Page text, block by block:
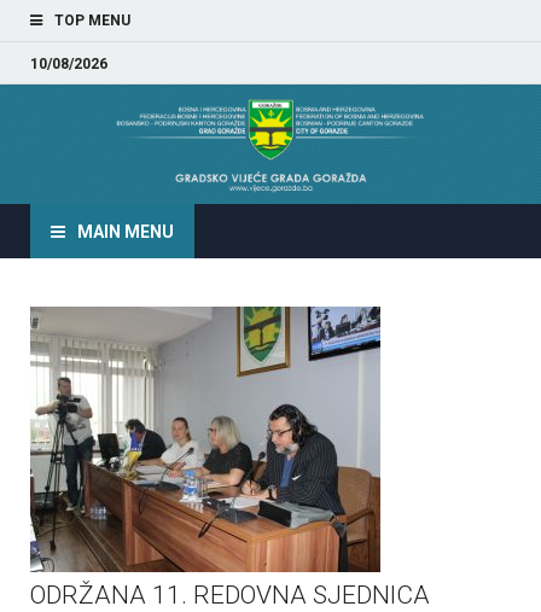
TOP MENU
10/08/2026
GRADSKO VIJEĆE GRADA
MAIN MENU
ODRŽANA 11. REDOVNA SJEDNICA